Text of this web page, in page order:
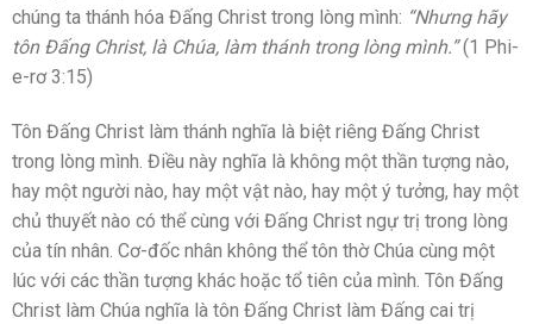
chúng ta thánh hóa Đấng Christ trong lòng mình: “Nhưng hãy
tôn Ðấng Christ, là Chúa, làm thánh trong lòng mình.”(1 Phi-
e-rơ 3:15)
Tôn Đấng Christ làm thánh nghĩa là biệt riêng Đấng Christ
trong lòng mình. Điều này nghĩa là không một thần tượng nào,
hay một người nào, hay một vật nào, hay một ý tưởng, hay một
chủ thuyết nào có thể cùng với Đấng Christ ngự trị trong lòng
của tín nhân. Cơ-đốc nhân không thể tôn thờ Chúa cùng một
lúc với các thần tượng khác hoặc tổ tiên của mình. Tôn Đấng
Christ làm Chúa nghĩa là tôn Đấng Christ làm Đấng cai trị